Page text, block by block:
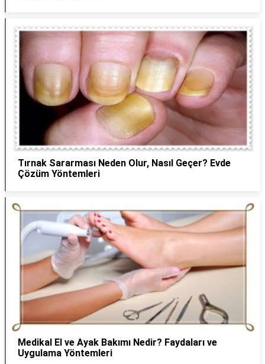
Tırnak Sararması Neden Olur, Nasıl Geçer? Evde
Çözüm Yöntemleri
Medikal El ve Ayak Bakımı Nedir? Faydaları ve
Uygulama Yöntemleri